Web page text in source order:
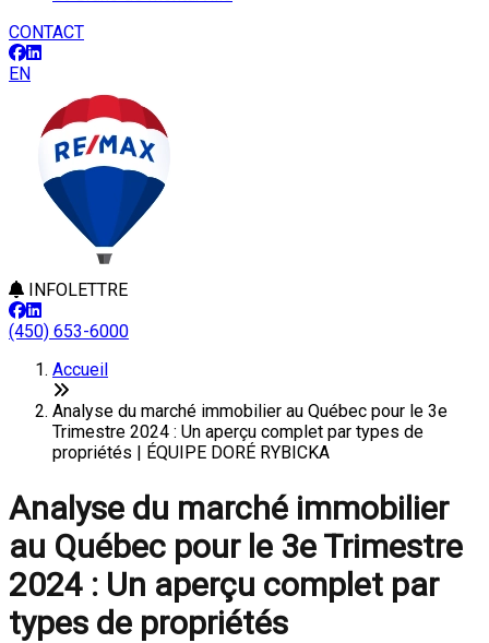
CONTACT
EN
INFOLETTRE
(450) 653-6000
Accueil
Analyse du marché immobilier au Québec pour le 3e
Trimestre 2024 : Un aperçu complet par types de
propriétés | ÉQUIPE DORÉ RYBICKA
Analyse du marché immobilier
au Québec pour le 3e Trimestre
2024 : Un aperçu complet par
types de propriétés